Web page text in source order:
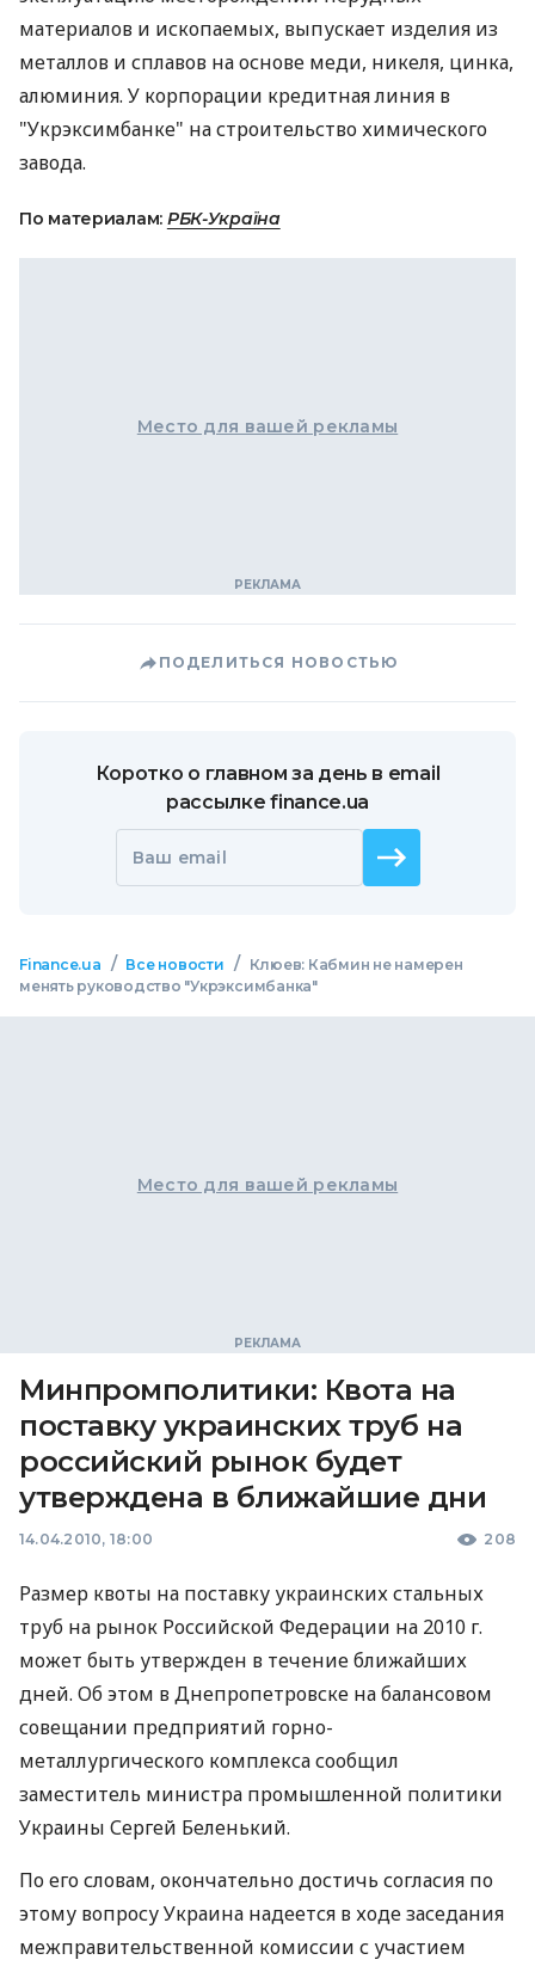
материалов и ископаемых, выпускает изделия из
металлов и сплавов на основе меди, никеля, цинка,
алюминия. У корпорации кредитная линия в
"Укрэксимбанке" на строительство химического
завода.
По материалам: РБК-Україна
Место для вашей рекламы
ПОДЕЛИТЬСЯ НОВОСТЬЮ
Коротко о главном за день в email
рассылке finance.ua
Ваш email
Finance.ua / Все новости /
Клюев: Кабмин не намерен
менять руководство "Укрэксимбанка"
Место для вашей рекламы
Минпромполитики: Квота на
поставку украинских труб на
российский рынок будет
утверждена в ближайшие дни
14.04.2010, 18:00 208
Размер квоты на поставку украинских стальных
труб на рынок Российской Федерации на 2010 г.
может быть утвержден в течение ближайших
дней. Об этом в Днепропетровске на балансовом
совещании предприятий горно-
металлургического комплекса сообщил
заместитель министра промышленной политики
Украины Сергей Беленький.
По его словам, окончательно достичь согласия по
этому вопросу Украина надеется в ходе заседания
межправительственной комиссии с участием